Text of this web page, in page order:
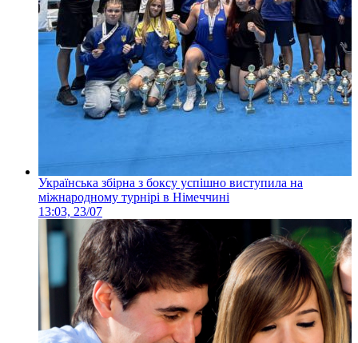
Українська збірна з боксу успішно виступила на
міжнародному турнірі в Німеччині
13:03, 23/07